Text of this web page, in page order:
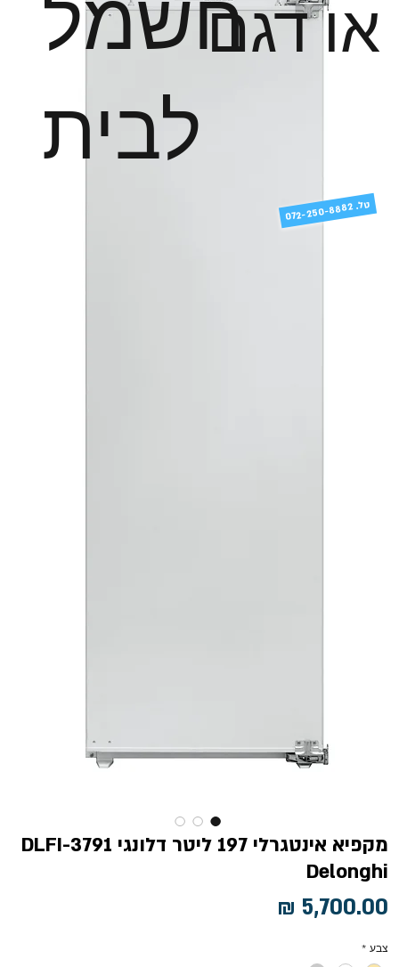
או דגם
לבית
מקפיא אינטגרלי 197 ליטר דלונגי DLFI-3791
Delonghi
צבע *
072-250-8882 .טל